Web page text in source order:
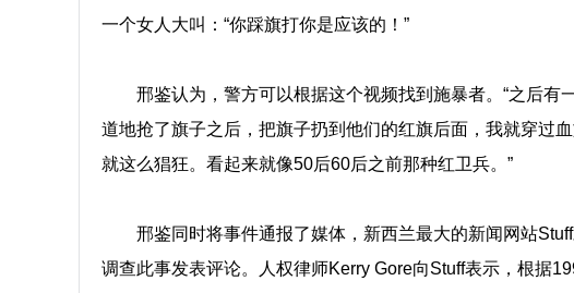
一个女人大叫：“你踩旗打你是应该的！”
邢鉴认为，警方可以根据这个视频找到施暴者。“之后
道地抢了旗子之后，把旗子扔到他们的红旗后面，我就穿过
就这么猖狂。看起来就像50后60后之前那种红卫兵。”
邢鉴同时将事件通报了媒体，新西兰最大的新闻网站
调查此事发表评论。人权律师Kerry Gore向Stuff表示，根据